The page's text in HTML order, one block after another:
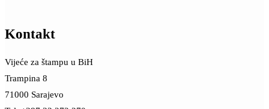
Kontakt
Vijeće za štampu u BiH
Trampina 8
71000 Sarajevo